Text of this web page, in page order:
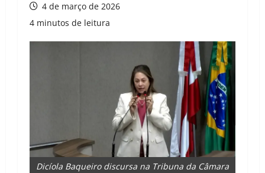
4 de março de 2026
4 minutos de leitura
Dicíola Baqueiro discursa na Tribuna da Câmara